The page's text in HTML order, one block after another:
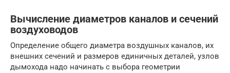
Вычисление диаметров каналов и сечений
воздуховодов
Определение общего диаметра воздушных каналов, их
внешних сечений и размеров единичных деталей, узлов
дымохода надо начинать с выбора геометрии